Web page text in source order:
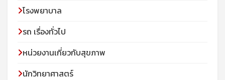
โรงพยาบาล
รถ เรื่องทั่วไป
หน่วยงานเกี่ยวกับสุขภาพ
นักวิทยาศาสตร์